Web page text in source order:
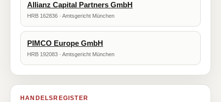
Allianz Capital Partners GmbH
HRB 162836 · Amtsgericht München
PIMCO Europe GmbH
HRB 192083 · Amtsgericht München
HANDELSREGISTER